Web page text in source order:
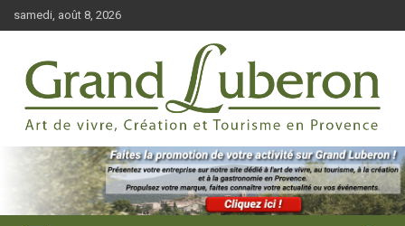
au
samedi, août 8, 2026
Grand Luberon
Tourisme, évènements et création en Provence